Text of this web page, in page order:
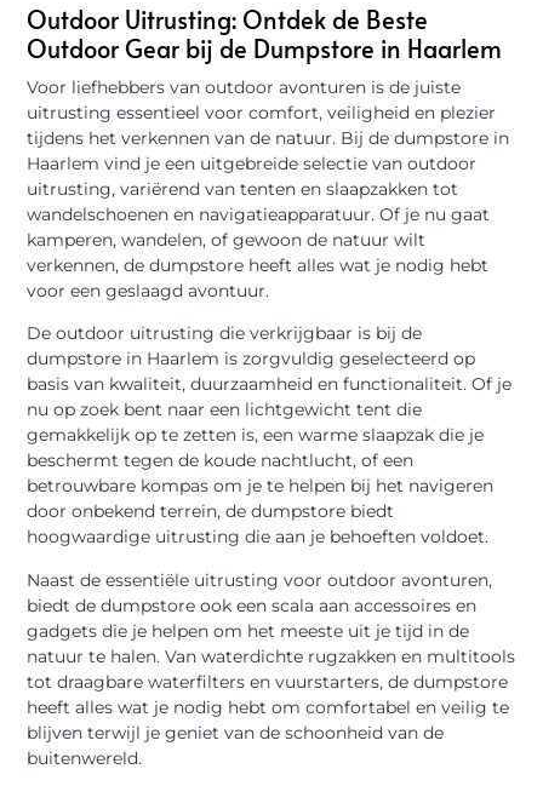
Outdoor Uitrusting: Ontdek de Beste
Outdoor Gear bij de Dumpstore in Haarlem
Voor liefhebbers van outdoor avonturen is de juiste
uitrusting essentieel voor comfort, veiligheid en plezier
tijdens het verkennen van de natuur. Bij de dumpstore in
Haarlem vind je een uitgebreide selectie van outdoor
uitrusting, variërend van tenten en slaapzakken tot
wandelschoenen en navigatieapparatuur. Of je nu gaat
kamperen, wandelen, of gewoon de natuur wilt
verkennen, de dumpstore heeft alles wat je nodig hebt
voor een geslaagd avontuur.
De outdoor uitrusting die verkrijgbaar is bij de
dumpstore in Haarlem is zorgvuldig geselecteerd op
basis van kwaliteit, duurzaamheid en functionaliteit. Of je
nu op zoek bent naar een lichtgewicht tent die
gemakkelijk op te zetten is, een warme slaapzak die je
beschermt tegen de koude nachtlucht, of een
betrouwbare kompas om je te helpen bij het navigeren
door onbekend terrein, de dumpstore biedt
hoogwaardige uitrusting die aan je behoeften voldoet.
Naast de essentiële uitrusting voor outdoor avonturen,
biedt de dumpstore ook een scala aan accessoires en
gadgets die je helpen om het meeste uit je tijd in de
natuur te halen. Van waterdichte rugzakken en multitools
tot draagbare waterfilters en vuurstarters, de dumpstore
heeft alles wat je nodig hebt om comfortabel en veilig te
blijven terwijl je geniet van de schoonheid van de
buitenwereld.